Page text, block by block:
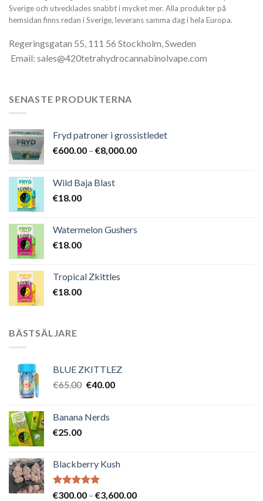
Sverige och utvecklades snabbt i mycket mer. Alla produkter på
hemsidan finns redan i Sverige, leverans samma dag i hela Europa.
Regeringsgatan 55, 111 56 Stockholm, Sweden
Email: sales@420tetrahydrocannabinolvape.com
SENASTE PRODUKTERNA
Fryd patroner i grossistledet
€600.00 – €8,000.00Prisintervall:
Wild Baja Blast
€18.00
Watermelon Gushers
€18.00
Tropical Zkittles
€18.00
BÄSTSÄLJARE
BLUE ZKITTLEZ
€65.00 Det
var:
€40.00Det
Banana Nerds
€25.00
Blackberry Kush
Betygsatt
€300.00 – €3,600.00Prisintervall: